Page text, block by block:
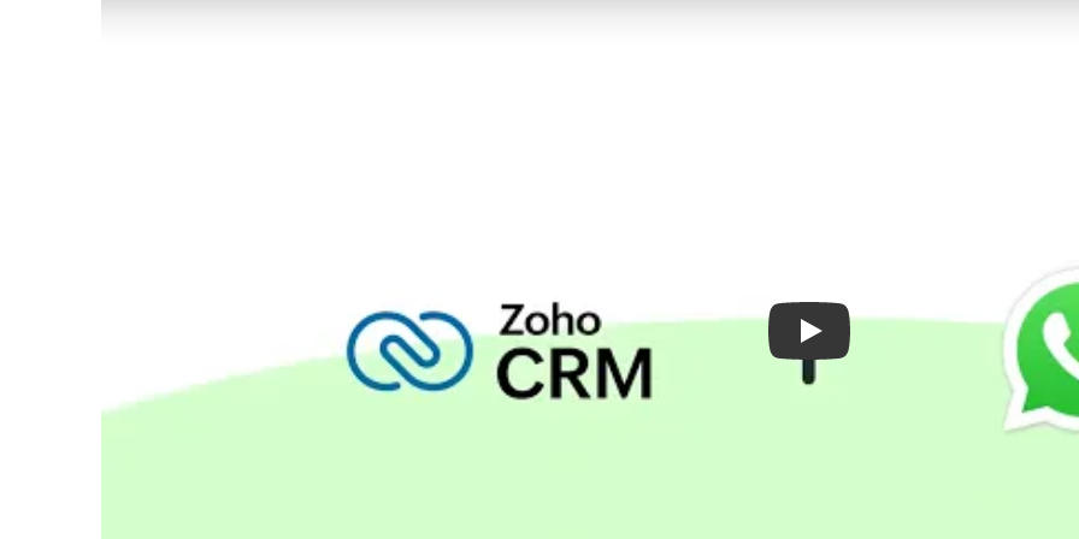
Play: Keynote (Google I/O